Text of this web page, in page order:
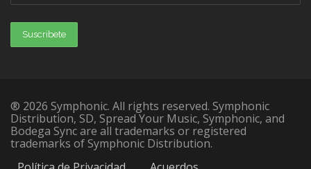
® 2026 Symphonic. All rights reserved. Symphonic
Distribution, SD, Spread Your Music, Symphonic, and
Bodega Sync are all trademarks or registered
trademarks of Symphonic Distribution.